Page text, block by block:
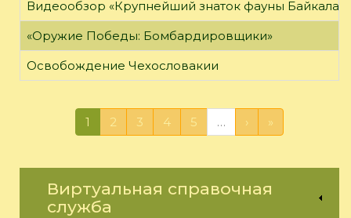
Видеообзор «Крупнейший знаток фауны Байкала»
«Оружие Победы: Бомбардировщики»
Освобождение Чехословакии
1 2 3 4 5 … › »
Виртуальная справочная
служба